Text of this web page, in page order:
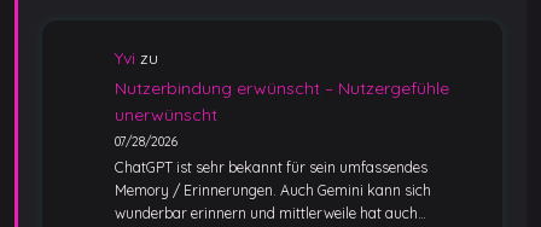
Yvi zu
Nutzerbindung erwünscht – Nutzergefühle
unerwünscht
07/28/2026
ChatGPT ist sehr bekannt für sein umfassendes
Memory / Erinnerungen. Auch Gemini kann sich
wunderbar erinnern und mittlerweile hat auch…